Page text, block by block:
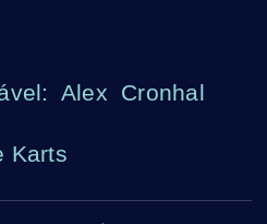
Alex Cronhal
Karts